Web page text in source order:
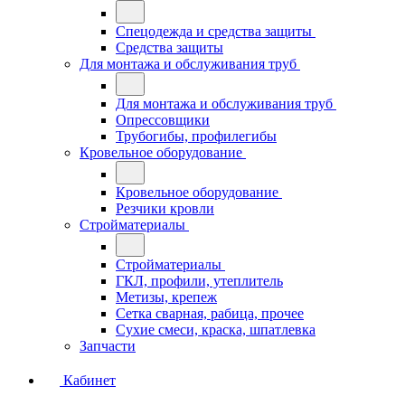
Спецодежда и средства защиты
Средства защиты
Для монтажа и обслуживания труб
Для монтажа и обслуживания труб
Опрессовщики
Трубогибы, профилегибы
Кровельное оборудование
Кровельное оборудование
Резчики кровли
Стройматериалы
Стройматериалы
ГКЛ, профили, утеплитель
Метизы, крепеж
Сетка сварная, рабица, прочее
Сухие смеси, краска, шпатлевка
Запчасти
Кабинет